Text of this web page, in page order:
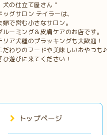
犬の仕立て屋さん＂
ッグサロン テイラーは、
婦で営む小さなサロン。
ルーミング＆皮膚ケアのお店です。
リア犬種のプラッキングも大歓迎！
だわりのフードや美味しいおやつも♪
ひ遊びに来てください！
トップページ